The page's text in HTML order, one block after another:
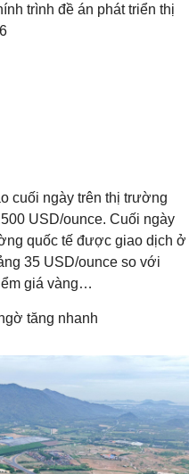
trình đề án phát triển thị
cuối ngày trên thị trường
USD/ounce. Cuối ngày
quốc tế được giao dịch ở
35 USD/ounce so với
giá vàng…
tăng nhanh